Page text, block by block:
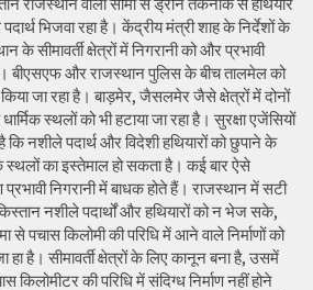
भिजवा रहा है। केंद्रीय मंत्री शाह के निर्देशों के
के सीमावर्ती क्षेत्रों में निगरानी को और प्रभावी
बीएसएफ और राजस्थान पुलिस के बीच तालमेल को
जा रहा है। बाड़मेर, जैसलमेर जैसे क्षेत्रों में दोनों
स्थलों को भी हटाया जा रहा है। सुरक्षा एजेंसियों
कि नशीले पदार्थ और विदेशी हथियारों को छुपाने के
स्थलों का इस्तेमाल हो सकता है। कई बार ऐसे
निगरानी में बाधक होते हैं। राजस्थान में सटी
नशीले पदार्थों और हथियारों को न भेज सके,
से पचास किलोमी की परिधि में आने वाले निर्माणों को
हा है। सीमावर्ती क्षेत्रों के लिए कानून बना है, उसमें
किलोमीटर की परिधि में संदिग्ध निर्माण नहीं होने